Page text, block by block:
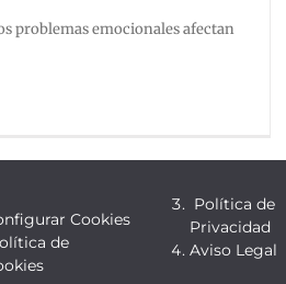
problemas emocionales afectan
Cookies
de
Política de
Privacidad
Aviso Legal